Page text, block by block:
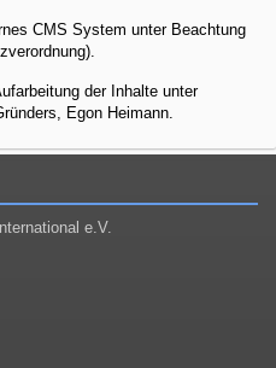
CMS System unter Beachtung
der Inhalte unter
Egon Heimann.
e.V.